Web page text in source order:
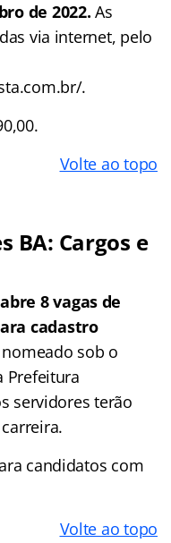
de 2022. As
via internet, pelo
.
Volte ao topo
BA: Cargos e
8 vagas de
cadastro
sob o
Prefeitura
servidores terão
candidatos com
Volte ao topo